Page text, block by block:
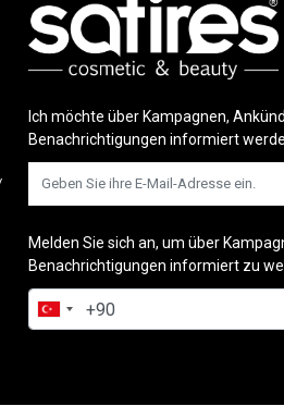
Ich möchte über Kampagnen,
Benachrichtigungen informiert
Melden Sie sich an, um über
Benachrichtigungen informiert zu